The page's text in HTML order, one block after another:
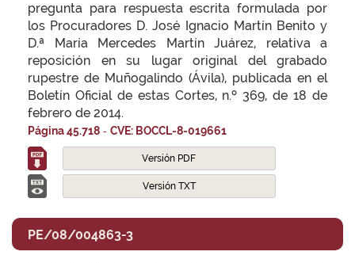
pregunta para respuesta escrita formulada por
los Procuradores D. José Ignacio Martín Benito y
D.ª María Mercedes Martín Juárez, relativa a
reposición en su lugar original del grabado
rupestre de Muñogalindo (Ávila), publicada en el
Boletín Oficial de estas Cortes, n.º 369, de 18 de
febrero de 2014.
Página 45.718 - CVE: BOCCL-8-019661
Versión PDF
Versión TXT
PE/08/004863-3